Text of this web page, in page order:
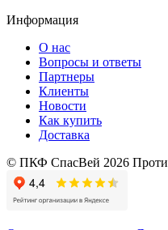
Информация
О нас
Вопросы и ответы
Партнеры
Клиенты
Новости
Как купить
Доставка
© ПКФ СпасВей 2026